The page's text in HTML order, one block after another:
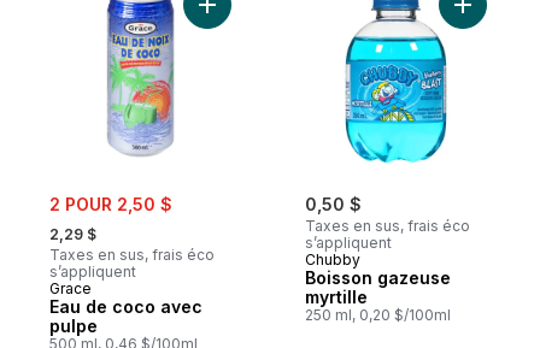
sale:
2 POUR 2,50 $
, formerly:
2,29 $
Taxes en sus, frais éco
s’appliquent
Grace
Eau de coco avec
pulpe
500 ml, 0,46 $/100ml
Ajouter Eau de coco avec pulpe au
0,50 $
Taxes en sus, frais éco
s’appliquent
Chubby
Boisson gazeuse
myrtille
250 ml, 0,20 $/100ml
Ajouter